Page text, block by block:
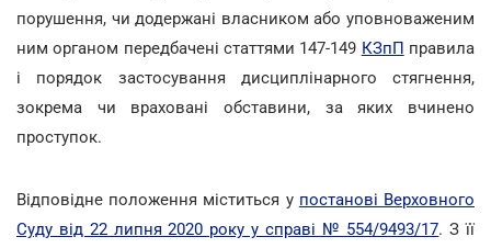
порушення, чи додержані власником або уповноваженим
ним органом передбачені статтями 147-149 КЗпП правила
і порядок застосування дисциплінарного стягнення,
зокрема чи враховані обставини, за яких вчинено
проступок.
Відповідне положення міститься у постанові Верховного
Суду від 22 липня 2020 року у справі № 554/9493/17. З її